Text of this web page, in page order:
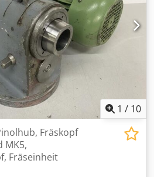
1 / 10
Fräskopf
MK5,
Fräseinheit